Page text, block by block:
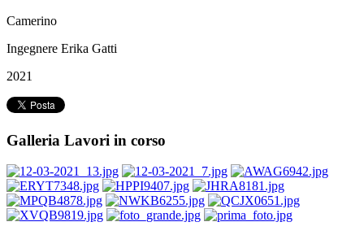
Camerino
Ingegnere Erika Gatti
2021
Galleria Lavori in corso